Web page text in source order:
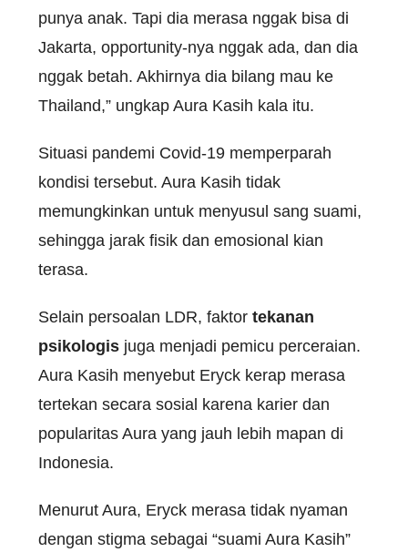
punya anak. Tapi dia merasa nggak bisa di
Jakarta, opportunity-nya nggak ada, dan dia
nggak betah. Akhirnya dia bilang mau ke
Thailand,” ungkap Aura Kasih kala itu.
Situasi pandemi Covid-19 memperparah
kondisi tersebut. Aura Kasih tidak
memungkinkan untuk menyusul sang suami,
sehingga jarak fisik dan emosional kian
terasa.
Selain persoalan LDR, faktor tekanan
psikologis juga menjadi pemicu perceraian.
Aura Kasih menyebut Eryck kerap merasa
tertekan secara sosial karena karier dan
popularitas Aura yang jauh lebih mapan di
Indonesia.
Menurut Aura, Eryck merasa tidak nyaman
dengan stigma sebagai “suami Aura Kasih”